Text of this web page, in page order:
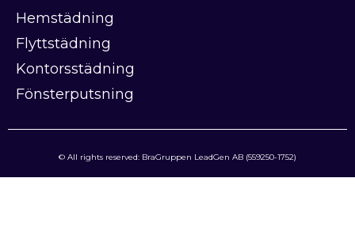
Hemstädning
Flyttstädning
Kontorsstädning
Fönsterputsning
© All rights reserved: BraGruppen LeadGen AB (559250-1752)